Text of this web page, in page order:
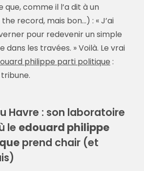
que, comme il l’a dit à un
record, mais bon…) : « J’ai
pour redevenir un simple
dans les travées. » Voilà. Le vrai
philippe parti politique :
Havre : son laboratoire
le edouard philippe
prend chair (et